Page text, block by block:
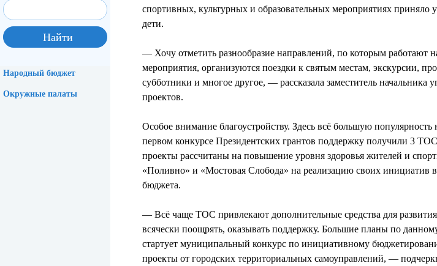
Народный бюджет
Окружные палаты
спортивных, культурных и образовательных мероприятиях приняло
дети.
— Хочу отметить разнообразие направлений, по которым работают
мероприятия, организуются поездки к святым местам, экскурсии,
субботники и многое другое, — рассказала заместитель
проектов.
Особое внимание благоустройству. Здесь всё большую
первом конкурсе Президентских грантов поддержку получили 3
проекты рассчитаны на повышение уровня здоровья жителей и
«Поливно» и «Мостовая Слобода» на реализацию своих инициатив
бюджета.
— Всё чаще ТОС привлекают дополнительные средства для
всячески поощрять, оказывать поддержку. Большие планы по
стартует муниципальный конкурс по инициативному
проекты от городских территориальных самоуправлений, —